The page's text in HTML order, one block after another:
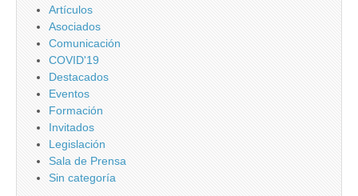
Artículos
Asociados
Comunicación
COVID'19
Destacados
Eventos
Formación
Invitados
Legislación
Sala de Prensa
Sin categoría